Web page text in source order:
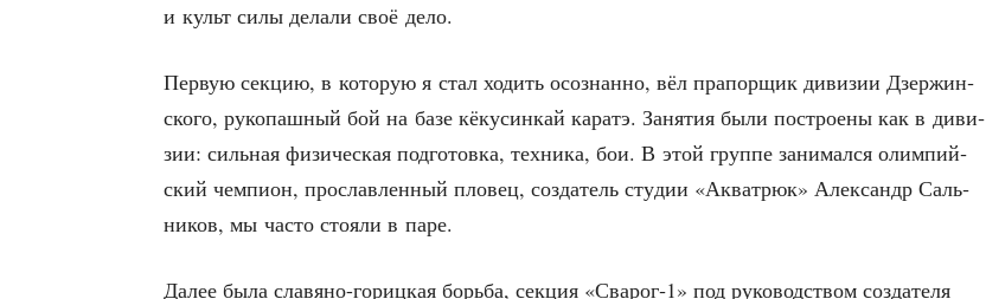
и культ силы дела­ли своё дело.
Первую сек­цию, в кото­рую я стал ходить осо­знан­но, вёл пра­пор­щик диви­зии Дзер­жин­
ско­го, руко­паш­ный бой на базе кёку­син­кай каратэ. Заня­тия были постро­е­ны как в диви­
зии: силь­ная физи­че­ская под­го­тов­ка, тех­ни­ка, бои. В этой груп­пе зани­мал­ся олим­пий­
ский чем­пи­он, про­слав­лен­ный пло­вец, созда­тель сту­дии «Аква­трюк» Алек­сандр Саль­
ни­ков, мы часто сто­я­ли в паре.
Далее была сла­вя­но-гориц­кая борь­ба, сек­ция «Сварог‑1» под руко­вод­ством созда­те­ля